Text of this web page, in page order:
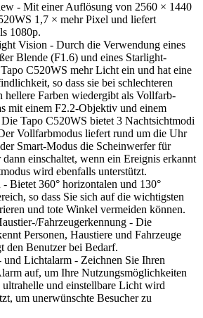
- Mit einer Auflösung von 2560 × 1440
1,7 × mehr Pixel und liefert
1080p.
Vision - Durch die Verwendung eines
Blende (F1.6) und eines Starlight-
C520WS mehr Licht ein und hat eine
so dass sie bei schlechteren
hellere Farben wiedergibt als Vollfarb-
mit einem F2.2-Objektiv und einem
Die Tapo C520WS bietet 3 Nachtsichtmodi
Vollfarbmodus liefert rund um die Uhr
Smart-Modus die Scheinwerfer für
einschaltet, wenn ein Ereignis erkannt
wird ebenfalls unterstützt.
- Bietet 360° horizontalen und 130°
so dass Sie sich auf die wichtigsten
und tote Winkel vermeiden können.
Fahrzeugerkennung - Die
Personen, Haustiere und Fahrzeuge
den Benutzer bei Bedarf.
und Lichtalarm - Zeichnen Sie Ihren
auf, um Ihre Nutzungsmöglichkeiten
und einstellbare Licht wird
um unerwünschte Besucher zu